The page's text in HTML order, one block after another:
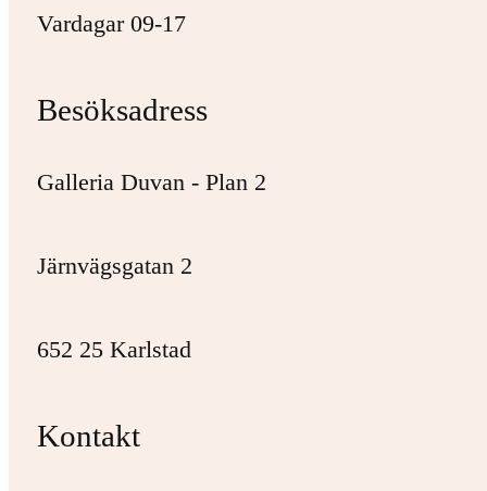
Vardagar 09-17
Besöksadress
Galleria Duvan - Plan 2
Järnvägsgatan 2
652 25 Karlstad
Kontakt